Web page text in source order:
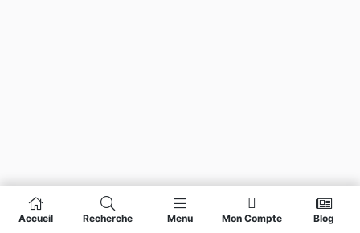
Accueil Recherche Menu Mon Compte Blog